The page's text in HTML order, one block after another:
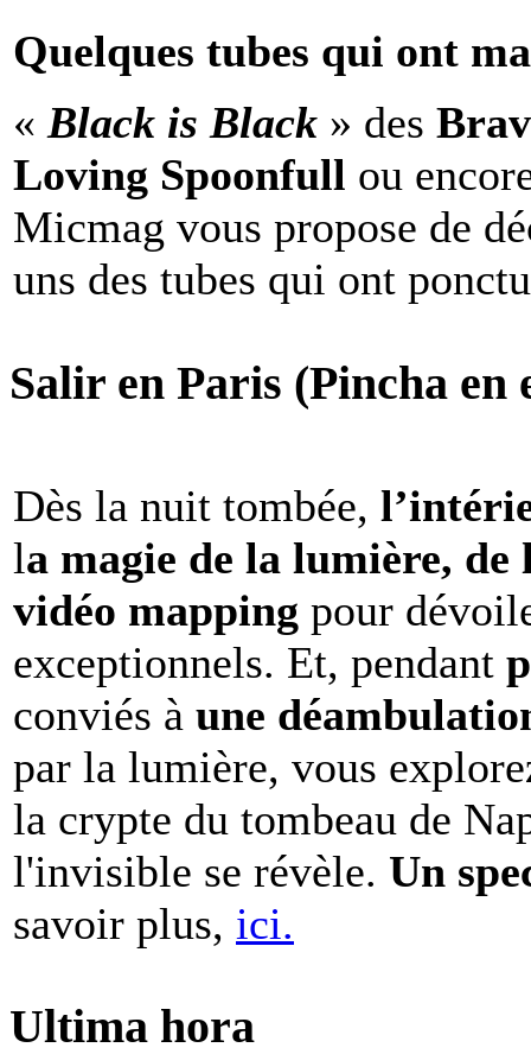
Quelques tubes qui ont
« Black is Black » des
Loving Spoonfull ou
Micmag vous propose de
uns des tubes qui ont
Salir en Paris (Pincha en
Dès la nuit tombée,
la magie de la lumière,
vidéo mapping pour
exceptionnels. Et, pendant
conviés à une
par la lumière, vous
la crypte du tombeau de
l'invisible se révèle. Un
savoir plus, ici.
Ultima hora